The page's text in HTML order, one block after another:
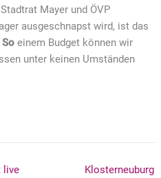
Mayer und ÖVP
ausgeschnapst wird, ist das
Soeinem Budget können wir
unter keinen Umständen
live
Klosterneuburg